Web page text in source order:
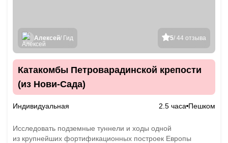
5/ 44 отзыва
Алексей/ Гид
Катакомбы Петроварадинской крепости
(из Нови-Сада)
Индивидуальная 2.5 часа Пешком
Исследовать подземные туннели и ходы одной
из крупнейших фортификационных построек Европы